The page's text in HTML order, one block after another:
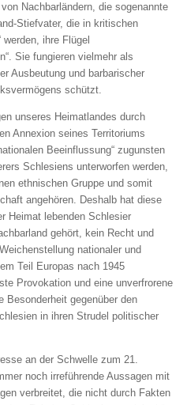
Nachbarländern, die sogenannte
Stiefvater, die in kritischen
ihre Flügel
Sie fungieren vielmehr als
Ausbeutung und barbarischer
schützt.
unseres Heimatlandes durch
Annexion seines Territoriums
Beeinflussung“ zugunsten
Schlesiens unterworfen werden,
ethnischen Gruppe und somit
angehören. Deshalb hat diese
Heimat lebenden Schlesier
gehört, kein Recht und
nationaler und
Teil Europas nach 1945
Provokation und eine unverfrorene
Besonderheit gegenüber den
in ihren Strudel politischer
an der Schwelle zum 21.
noch irreführende Aussagen mit
verbreitet, die nicht durch Fakten